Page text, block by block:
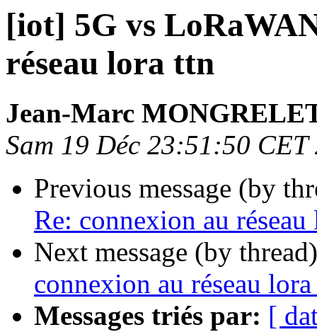
[iot] 5G vs
réseau lora ttn
Jean-Marc
Sam 19 Déc 23:51:50 CET
Previous message (by
Re: connexion au
Next message (by
connexion au réseau
Messages triés par: [